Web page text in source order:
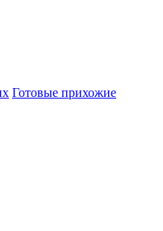
Готовые прихожие